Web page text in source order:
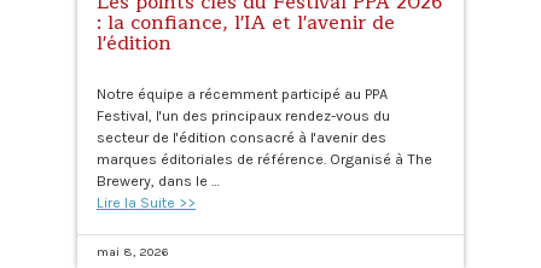
: la confiance, l'IA et l'avenir de
l'édition
Notre équipe a récemment participé au PPA
Festival, l'un des principaux rendez-vous du
secteur de l'édition consacré à l'avenir des
marques éditoriales de référence. Organisé à The
Brewery, dans le …
Lire la Suite >>
mai 8, 2026